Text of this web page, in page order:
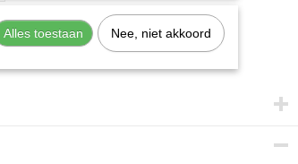
Alles toestaan Nee, niet akkoord